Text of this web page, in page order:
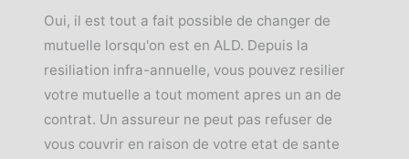
Oui, il est tout a fait possible de changer de
mutuelle lorsqu'on est en ALD. Depuis la
resiliation infra-annuelle, vous pouvez resilier
votre mutuelle a tout moment apres un an de
contrat. Un assureur ne peut pas refuser de
vous couvrir en raison de votre etat de sante